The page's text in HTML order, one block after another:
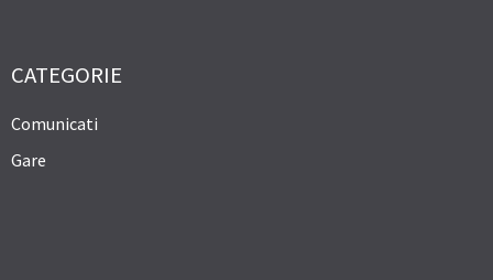
CATEGORIE
Comunicati
Gare